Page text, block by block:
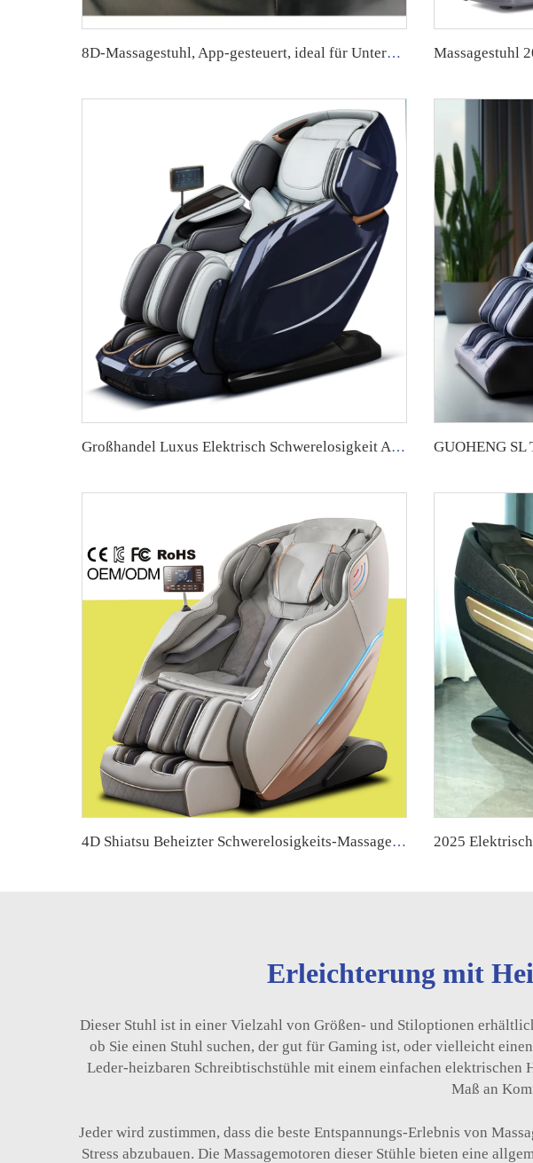
8D-Massagestuhl, App-gesteuert, ideal für Unterhaltungsstätten.
Großhandel Luxus Elektrisch Schwerelosigkeit AI-Stimmensteuerung Ganzkörper-Massage Körperanalyse Intelligenter Massagesessel 24 Modi für den Körper
4D Shiatsu Beheizter Schwerelosigkeits-Massagestuhl Extra Lang Ganzkörper-Thai-Stretch Ledersessel zur Fußmassage
Erleichterung mit
Dieser Stuhl ist in einer Vielzahl von Größen- und Stiloptionen
ob Sie einen Stuhl suchen, der gut für Gaming ist, oder vielleicht
Leder-heizbaren Schreibtischstühle mit einem einfachen
Maß an
Jeder wird zustimmen, dass die beste Entspannungs-Erlebnis von
Stress abzubauen. Die Massagemotoren dieser Stühle bieten eine